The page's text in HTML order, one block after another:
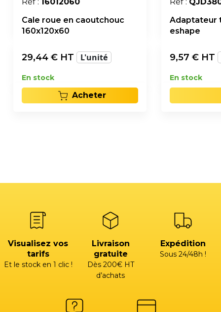
Cale roue en caoutchouc
160x120x60
29,44 € HT L'unité
En stock
Acheter
Adaptateur
eshape
9,57 € HT
En stock
Visualisez vos
tarifs
Et le stock en 1 clic !
Livraison
gratuite
Dès 200€ HT
d’achats
Expédition
Sous 24/48h !